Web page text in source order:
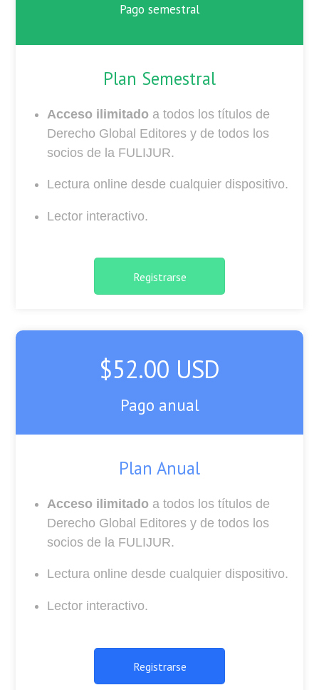
Pago semestral
Plan Semestral
Acceso ilimitado a todos los títulos de
Derecho Global Editores y de todos los
socios de la FULIJUR.
Lectura online desde cualquier dispositivo.
Lector interactivo.
Registrarse
$52.00 USD
Pago anual
Plan Anual
Acceso ilimitado a todos los títulos de
Derecho Global Editores y de todos los
socios de la FULIJUR.
Lectura online desde cualquier dispositivo.
Lector interactivo.
Registrarse